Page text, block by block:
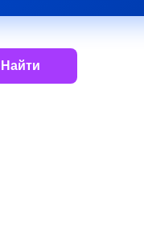
Найти